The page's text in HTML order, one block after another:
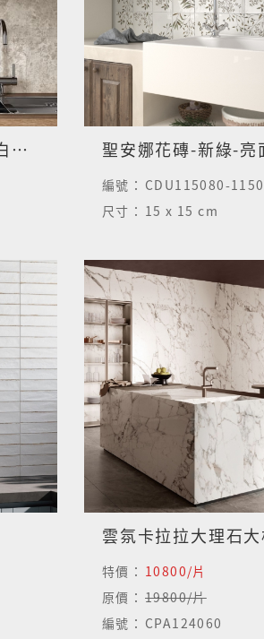
3D西斯萊清水模磁磚-白花磚 聖安娜花磚-新綠-亮
編號： CDU115080-
尺寸： 15 x 15 cm
雲氛卡拉拉大理石
特價： 10800/片
原價： 19800/片
編號： CPA124060